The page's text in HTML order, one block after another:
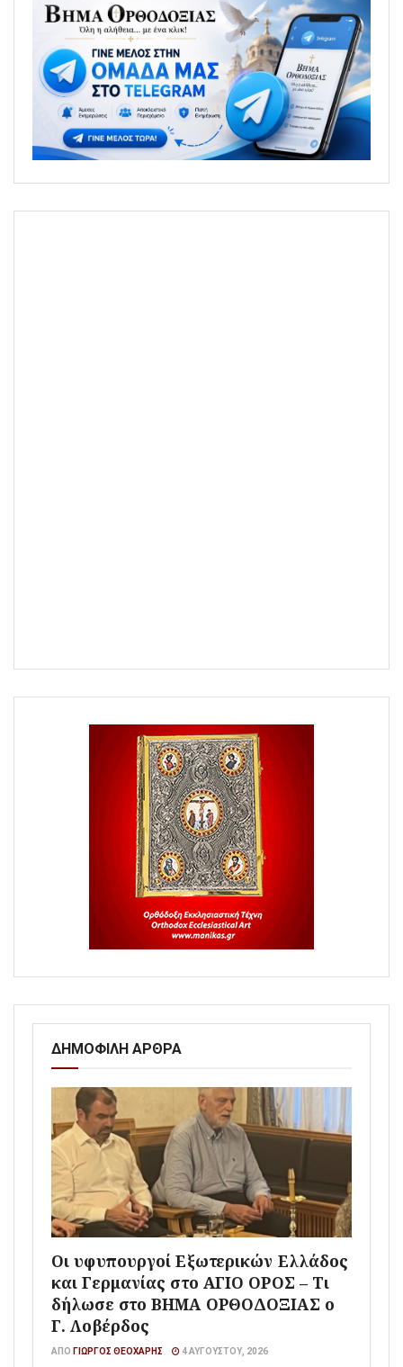
ΔΗΜΟΦΙΛΗ ΑΡΘΡΑ
Οι υφυπουργοί Εξωτερικών Ελλάδος
και Γερμανίας στο ΑΓΙΟ ΟΡΟΣ – Τι
δήλωσε στο ΒΗΜΑ ΟΡΘΟΔΟΞΙΑΣ ο
Γ. Λοβέρδος
ΑΠΌ ΓΙΏΡΓΟΣ ΘΕΟΧΆΡΗΣ 4 ΑΥΓΟΎΣΤΟΥ, 2026